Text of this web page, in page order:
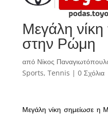
Μεγάλη
στην Ρώμη
από Νίκος
Sports, Tennis | 0 Σχόλια
Μεγάλη νίκη σημείωσε η